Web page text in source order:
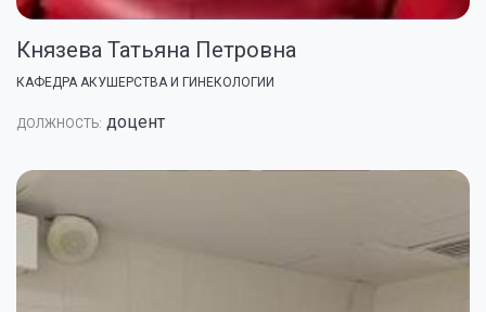
Князева Татьяна Петровна
КАФЕДРА АКУШЕРСТВА И ГИНЕКОЛОГИИ
ДОЛЖНОСТЬ: доцент